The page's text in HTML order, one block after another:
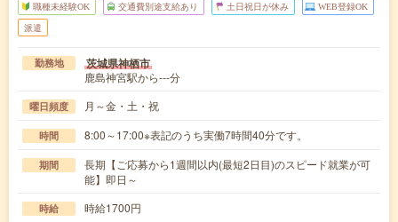
職種未経験OK 交通費別途支給あり 土日祝日が休み WEB登録OK
派遣
勤務地 茨城県神栖市
鹿島神宮駅から---分
曜日頻度 月～金・土・祝
時間 8:00～17:00※表記のうち実働7時間40分です。
期間
長期【ご応募から1週間以内(最短2日目)のスピード就業が可
能】即日～
時給 時給1700円